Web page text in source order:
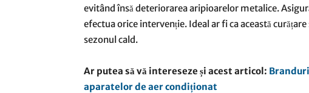
evitând însă deteriorarea aripioarelor metalice.
efectua orice intervenție. Ideal ar fi ca această
sezonul cald.
Ar putea să vă intereseze și acest articol:
aparatelor de aer condiționat